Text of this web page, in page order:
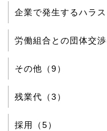
企業で発生するハラ
労働組合との団体交
その他（9）
残業代（3）
採用（5）